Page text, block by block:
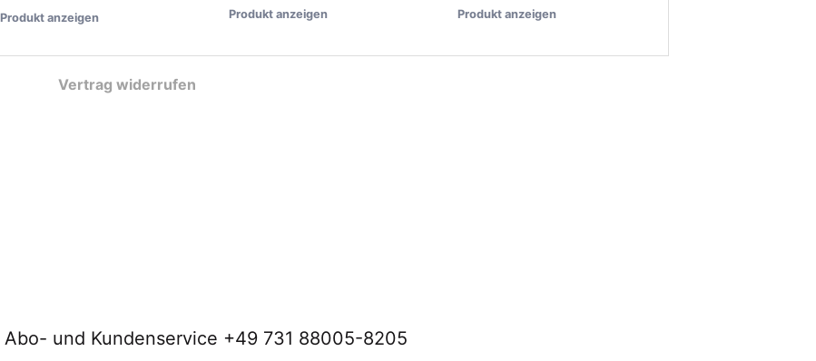
Produkt anzeigen Produkt anzeigen Produkt anzeigen
Vertrag widerrufen
Abo- und Kundenservice +49 731 88005-8205